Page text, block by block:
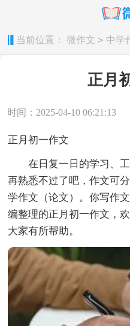
当前位置： 微作文 > 中学
正月
时间：2025-04-10 06:21:13
正月初一作文
在日复一日的学习、工
再熟悉不过了吧，作文可
学作文（论文）。你写作
编整理的正月初一作文，
大家有所帮助。